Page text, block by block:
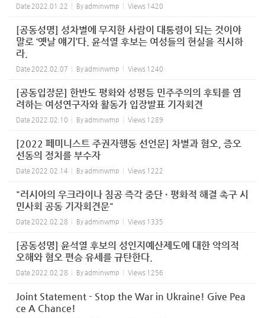
Date 2022.01.22 Byadminwmp Views 1420
[공동성명] 성차별에 무지한 사람이 대통령이 되는 것이야
말로 ‘옛날 얘기’다. 윤석열 후보는 여성들의 현실을 직시하
라.
Date 2022.02.07 Byadminwmp Views 1240
[공동입장문] 한반도 평화와 성평등 민주주의의 후퇴를 염
려하는 여성연구자와 활동가 입장발표 기자회견
Date 2022.02.10 Byadminwmp Views 1289
[2022 페미니스트 주권자행동 선언문] 차별과 혐오, 증오
선동의 정치를 부수자
Date 2022.02.14 Byadminwmp Views 1222
"러시아의 우크라이나 침공 즉각 중단 · 평화적 해결 촉구 시
민사회 공동 기자회견문"
Date 2022.02.28 Byadminwmp Views 1335
[공동성명] 윤석열 후보의 성인지예산제도에 대한 악의적
오해와 혐오 편승 유세를 규탄한다.
Date 2022.02.28 Byadminwmp Views 1256
Joint Statement - Stop the War in Ukraine! Give Pea
ce A Chance!